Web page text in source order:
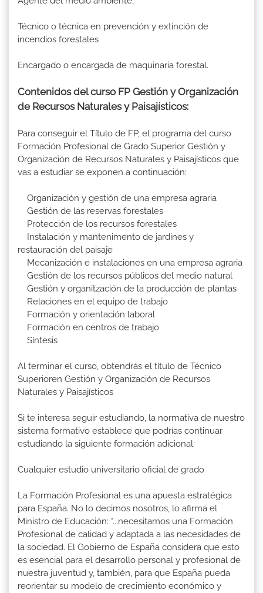
Técnico o técnica en prevención y extinción de
incendios forestales
Encargado o encargada de maquinaria forestal.
Contenidos del curso FP Gestión y Organización
de Recursos Naturales y Paisajísticos:
Para conseguir el Título de FP, el programa del curso
Formación Profesional de Grado Superior Gestión y
Organización de Recursos Naturales y Paisajísticos que
vas a estudiar se exponen a continuación:
Organización y gestión de una empresa agraria
Gestión de las reservas forestales
Protección de los recursos forestales
Instalación y mantenimento de jardines y
restauración del paisaje
Mecanización e instalaciones en una empresa agraria
Gestión de los recursos públicos del medio natural
Gestión y organitzación de la producción de plantas
Relaciones en el equipo de trabajo
Formación y orientación laboral
Formación en centros de trabajo
Síntesis
Al terminar el curso, obtendrás el título de Técnico
Superioren Gestión y Organización de Recursos
Naturales y Paisajísticos
Si te interesa seguir estudiando, la normativa de nuestro
sistema formativo establece que podrías continuar
estudiando la siguiente formación adicional:
Cualquier estudio universitario oficial de grado
La Formación Profesional es una apuesta estratégica
para España. No lo decimos nosotros, lo afirma el
Ministro de Educación: "...necesitamos una Formación
Profesional de calidad y adaptada a las necesidades de
la sociedad. El Gobierno de España considera que esto
es esencial para el desarrollo personal y profesional de
nuestra juventud y, también, para que España pueda
reorientar su modelo de crecimiento económico y